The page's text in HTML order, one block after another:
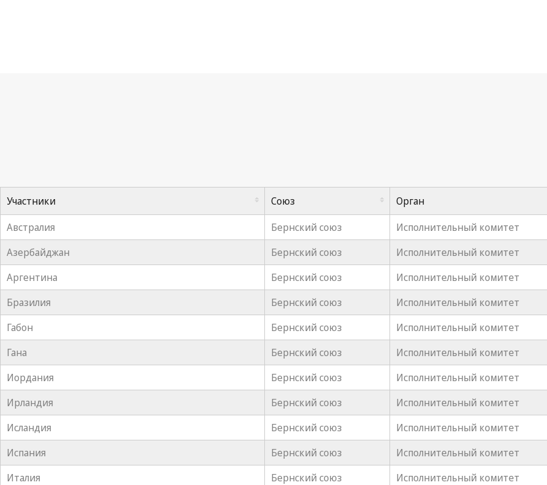
Участники Союз Oрган
Австралия
Бернский союз
Исполнительный комитет
Азербайджан
Бернский союз
Исполнительный комитет
Аргентина
Бернский союз
Исполнительный комитет
Бразилия
Бернский союз
Исполнительный комитет
Габон
Бернский союз
Исполнительный комитет
Гана
Бернский союз
Исполнительный комитет
Иордания
Бернский союз
Исполнительный комитет
Ирландия
Бернский союз
Исполнительный комитет
Исландия
Бернский союз
Исполнительный комитет
Испания
Бернский союз
Исполнительный комитет
Италия
Бернский союз
Исполнительный комитет